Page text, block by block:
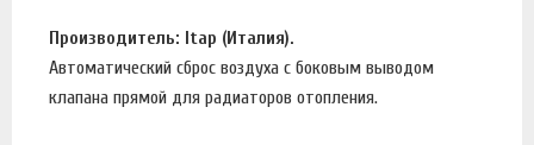
Производитель: Itap (Италия).
Автоматический сброс воздуха с боковым выводом
клапана прямой для радиаторов отопления.